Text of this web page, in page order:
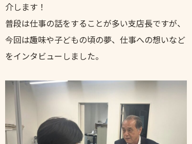
介します！
普段は仕事の話をすることが多い支店長ですが、
今回は趣味や子どもの頃の夢、仕事への想いなど
をインタビューしました。